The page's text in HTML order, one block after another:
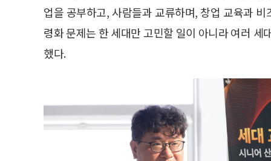
업을 공부하고, 사람들과 교류하며, 창업 교육과
령화 문제는 한 세대만 고민할 일이 아니라 여러
했다.